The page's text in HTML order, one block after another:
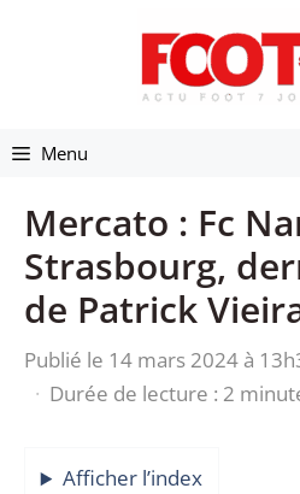
Menu
Mercato : Fc
Strasbourg,
de Patrick
Publié le 14 mars 2024 à
· Durée de lecture : 2
Afficher l’index